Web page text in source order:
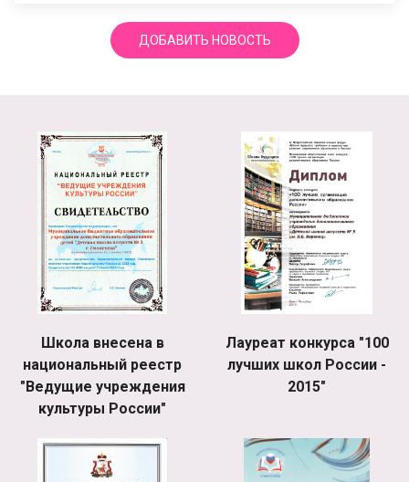
ДОБАВИТЬ НОВОСТЬ
Школа внесена в
национальный реестр
"Ведущие учреждения
культуры России"
Лауреат конкурса "100
лучших школ России -
2015"